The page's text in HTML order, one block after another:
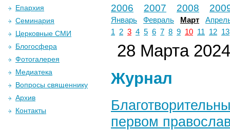
2006 2007 2008
Январь Февраль Март
1
2 3 4 5 6 7 8 9 10 11 12 13
28 Марта 2024
Журнал
первом
Епархия
Семинария
Церковные СМИ
Блогосфера
Фотогалерея
Медиатека
Вопросы священнику
Архив
Контакты